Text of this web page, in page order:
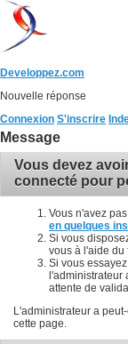
Developpez.com
Nouvelle réponse
Connexion S'inscrire
Message
Vous devez
connecté pour
Vous n'avez
en quelques
Si vous
vous à l'aide du
Si vous
l'administrateur
attente de
L'administrateur a
cette page.